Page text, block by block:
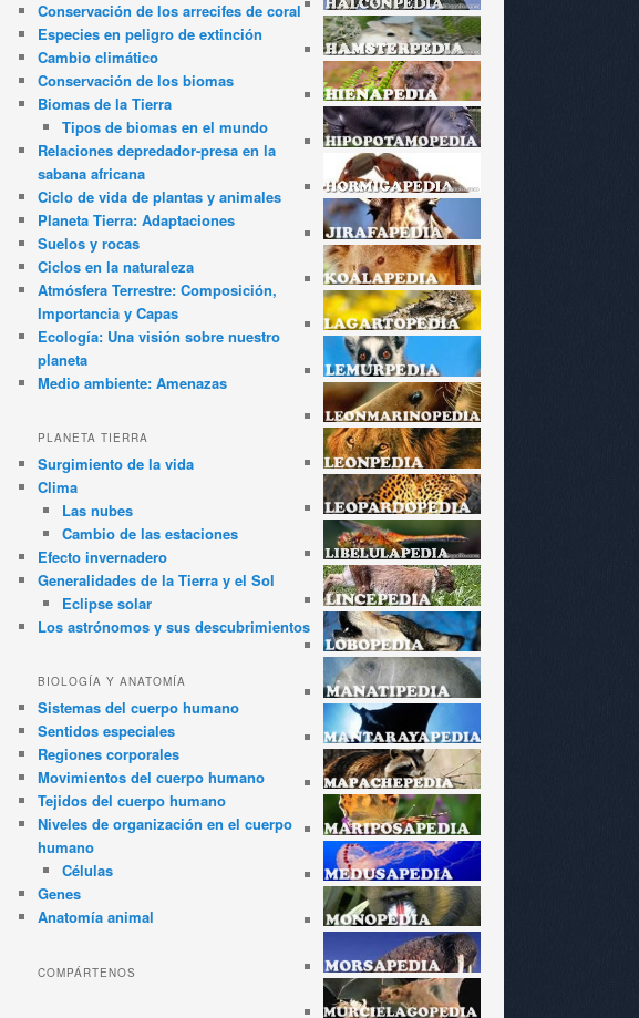
Conservación de los arrecifes de coral
Especies en peligro de extinción
Cambio climático
Conservación de los biomas
Biomas de la Tierra
Tipos de biomas en el mundo
Relaciones depredador-presa en la
sabana africana
Ciclo de vida de plantas y animales
Planeta Tierra: Adaptaciones
Suelos y rocas
Ciclos en la naturaleza
Atmósfera Terrestre: Composición,
Importancia y Capas
Ecología: Una visión sobre nuestro
planeta
Medio ambiente: Amenazas
PLANETA TIERRA
Surgimiento de la vida
Clima
Las nubes
Cambio de las estaciones
Efecto invernadero
Generalidades de la Tierra y el Sol
Eclipse solar
Los astrónomos y sus descubrimientos
BIOLOGÍA Y ANATOMÍA
Sistemas del cuerpo humano
Sentidos especiales
Regiones corporales
Movimientos del cuerpo humano
Tejidos del cuerpo humano
Niveles de organización en el cuerpo
humano
Células
Genes
Anatomía animal
COMPÁRTENOS